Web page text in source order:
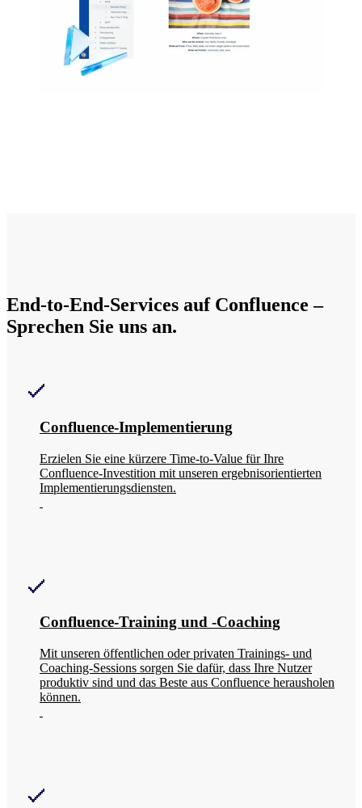
End-to-End-Services auf Confluence –
Sprechen Sie uns an.
Confluence-Implementierung
Erzielen Sie eine kürzere Time-to-Value für Ihre
Confluence-Investition mit unseren ergebnisorientierten
Implementierungsdiensten.
Confluence-Training und -Coaching
Mit unseren öffentlichen oder privaten Trainings- und
Coaching-Sessions sorgen Sie dafür, dass Ihre Nutzer
produktiv sind und das Beste aus Confluence herausholen
können.